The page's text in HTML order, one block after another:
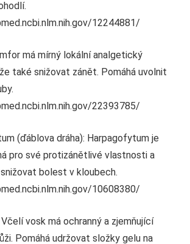
12244881/
má mírný lokální analgetický
také snižovat zánět. Pomáhá uvolnit
22393785/
(ďáblova dráha): Harpagofytum je
pro své protizánětlivé vlastnosti a
bolest v kloubech.
10608380/
vosk má ochranný a zjemňující
Pomáhá udržovat složky gelu na